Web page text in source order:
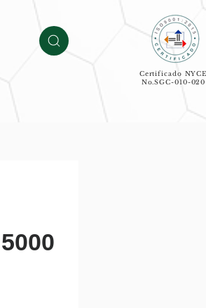
Certificado
No.SGC-010-020